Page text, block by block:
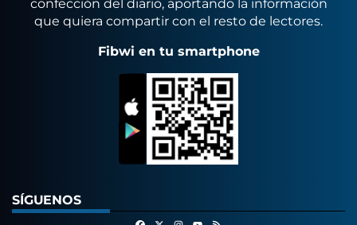
confección del diario, aportando la información
que quiera compartir con el resto de lectores.
Fibwi en tu smartphone
SÍGUENOS